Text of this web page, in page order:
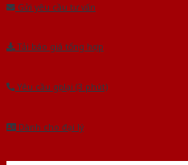
Gửi yêu cầu tư vấn
Tải báo giá tổng hợp
Yêu cầu gọi lại (3 phút)
Dành cho đại lý